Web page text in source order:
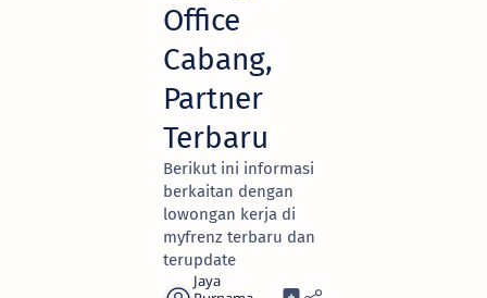
Office
Cabang,
Partner
Terbaru
Berikut ini informasi
berkaitan dengan
lowongan kerja di
myfrenz terbaru dan
terupdate